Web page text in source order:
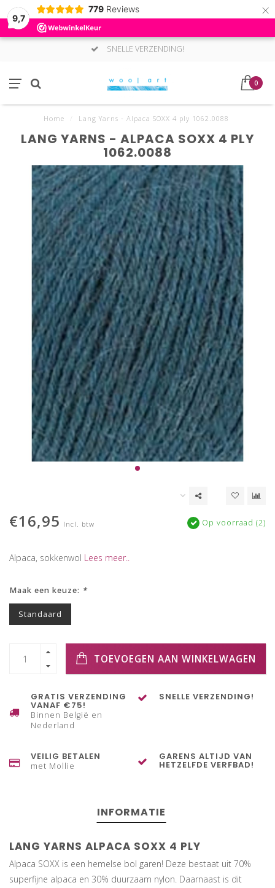
9,7
779 Reviews ×
SNELLE VERZENDING!
0
Home Lang Yarns - Alpaca SOXX 4 ply 1062.0088
LANG YARNS - ALPACA SOXX 4 PLY
1062.0088
€16,95 Incl. btw Op voorraad (2)
Alpaca, sokkenwol Lees meer..
Maak een keuze: *
Standaard
TOEVOEGEN AAN WINKELWAGEN
GRATIS VERZENDING
VANAF €75!
Binnen België en
Nederland
SNELLE VERZENDING!
VEILIG BETALEN
met Mollie
GARENS ALTIJD VAN
HETZELFDE VERFBAD!
INFORMATIE
LANG YARNS ALPACA SOXX 4 PLY
Alpaca SOXX is een hemelse bol garen! Deze bestaat uit 70%
superfijne alpaca en 30% duurzaam nylon. Daarnaast is dit